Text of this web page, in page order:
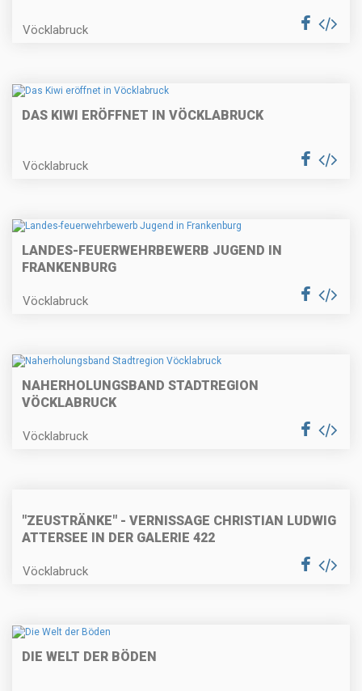
Vöcklabruck
DAS KIWI ERÖFFNET IN VÖCKLABRUCK
Vöcklabruck
LANDES-FEUERWEHRBEWERB JUGEND IN
FRANKENBURG
Vöcklabruck
NAHERHOLUNGSBAND STADTREGION
VÖCKLABRUCK
Vöcklabruck
"ZEUSTRÄNKE" - VERNISSAGE CHRISTIAN LUDWIG
ATTERSEE IN DER GALERIE 422
Vöcklabruck
DIE WELT DER BÖDEN